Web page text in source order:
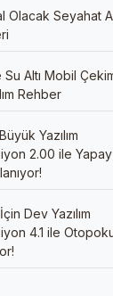
Olacak Seyahat
Altı Mobil
Rehber
Yazılım
2.00 ile
Dev Yazılım
4.1 ile